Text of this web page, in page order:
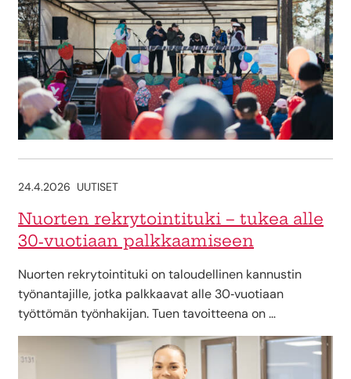
24.4.2026 UUTISET
Nuorten rekrytointituki – tukea alle
30‑vuotiaan palkkaamiseen
Nuorten rekrytointituki on taloudellinen kannustin
työnantajille, jotka palkkaavat alle 30‑vuotiaan
työttömän työnhakijan. Tuen tavoitteena on …